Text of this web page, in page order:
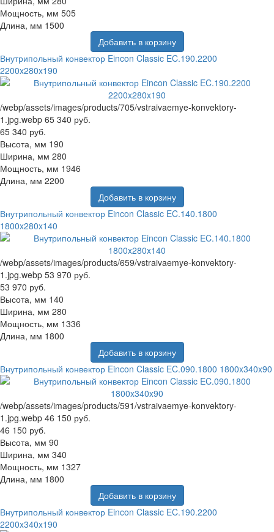
Мощность, мм 505
Длина, мм 1500
Добавить в корзину
Внутрипольный конвектор Eincon Classic EC.190.2200
2200x280x190
/webp/assets/images/products/705/vstraivaemye-konvektory-
1.jpg.webp 65 340 руб.
65 340 руб.
Высота, мм 190
Ширина, мм 280
Мощность, мм 1946
Длина, мм 2200
Добавить в корзину
Внутрипольный конвектор Eincon Classic EC.140.1800
1800x280x140
/webp/assets/images/products/659/vstraivaemye-konvektory-
1.jpg.webp 53 970 руб.
53 970 руб.
Высота, мм 140
Ширина, мм 280
Мощность, мм 1336
Длина, мм 1800
Добавить в корзину
Внутрипольный конвектор Eincon Classic EC.090.1800 1800x340x90
/webp/assets/images/products/591/vstraivaemye-konvektory-
1.jpg.webp 46 150 руб.
46 150 руб.
Высота, мм 90
Ширина, мм 340
Мощность, мм 1327
Длина, мм 1800
Добавить в корзину
Внутрипольный конвектор Eincon Classic EC.190.2200
2200x340x190